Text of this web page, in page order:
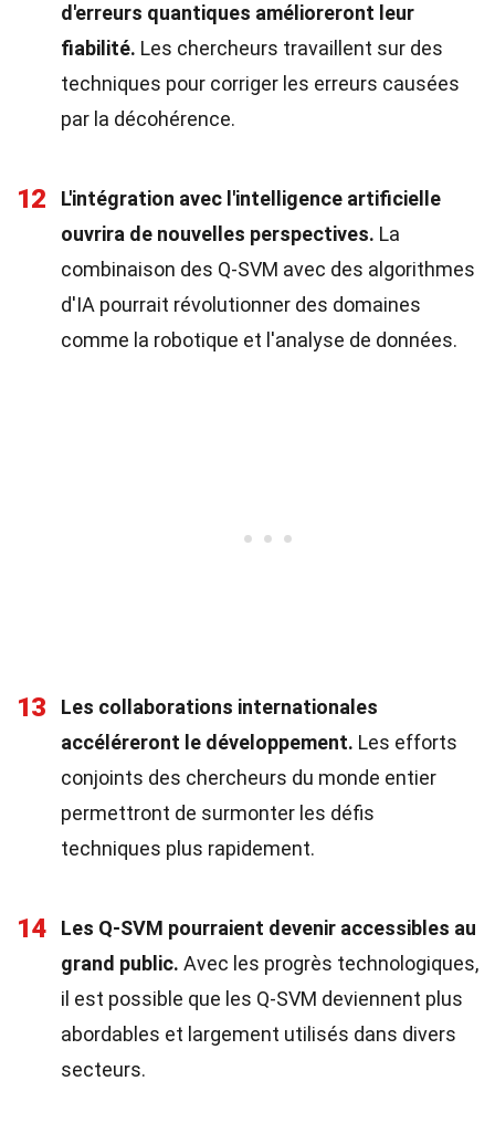
d'erreurs quantiques amélioreront leur
fiabilité. Les chercheurs travaillent sur des
techniques pour corriger les erreurs causées
par la décohérence.
12
L'intégration avec l'intelligence artificielle
ouvrira de nouvelles perspectives. La
combinaison des Q-SVM avec des algorithmes
d'IA pourrait révolutionner des domaines
comme la robotique et l'analyse de données.
13
Les collaborations internationales
accéléreront le développement. Les efforts
conjoints des chercheurs du monde entier
permettront de surmonter les défis
techniques plus rapidement.
14
Les Q-SVM pourraient devenir accessibles au
grand public. Avec les progrès technologiques,
il est possible que les Q-SVM deviennent plus
abordables et largement utilisés dans divers
secteurs.